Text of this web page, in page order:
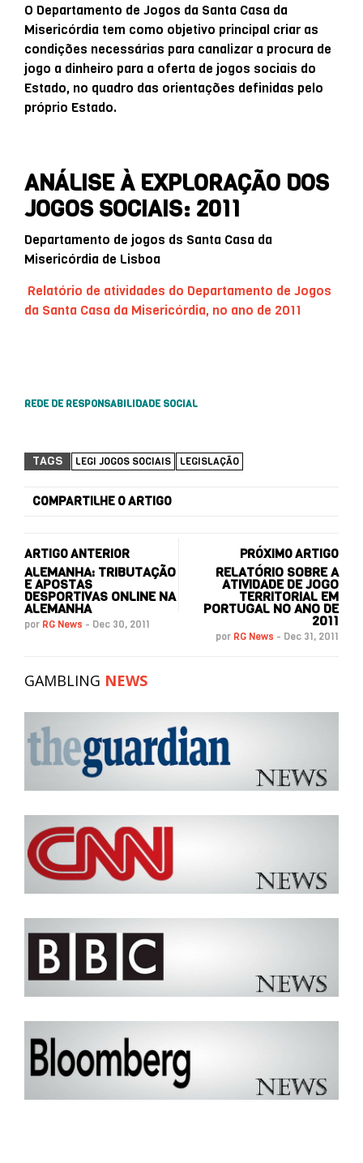
O Departamento de Jogos da Santa Casa da
Misericórdia tem como objetivo principal criar as
condições necessárias para canalizar a procura de
jogo a dinheiro para a oferta de jogos sociais do
Estado, no quadro das orientações definidas pelo
próprio Estado.
ANÁLISE À EXPLORAÇÃO DOS
JOGOS SOCIAIS: 2011
Departamento de jogos ds Santa Casa da
Misericórdia de Lisboa
Relatório de atividades do Departamento de Jogos
da Santa Casa da Misericórdia, no ano de 2011
REDE DE RESPONSABILIDADE SOCIAL
TAGS LEGI JOGOS SOCIAIS LEGISLAÇÃO
COMPARTILHE O ARTIGO
ARTIGO ANTERIOR
ALEMANHA: TRIBUTAÇÃO
E APOSTAS
DESPORTIVAS ONLINE NA
ALEMANHA
por RG News - Dec 30, 2011
PRÓXIMO ARTIGO
RELATÓRIO SOBRE A
ATIVIDADE DE JOGO
TERRITORIAL EM
PORTUGAL NO ANO DE
2011
por RG News - Dec 31, 2011
GAMBLING NEWS